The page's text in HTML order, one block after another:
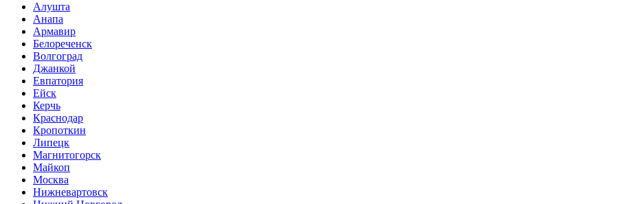
Алушта
Анапа
Армавир
Белореченск
Волгоград
Джанкой
Евпатория
Ейск
Керчь
Краснодар
Кропоткин
Липецк
Магнитогорск
Майкоп
Москва
Нижневартовск